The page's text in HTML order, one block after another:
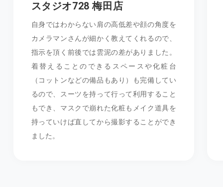
スタジオ728 梅田店
自身ではわからない肩の高低差や顔の角度を
カメラマンさんが細かく教えてくれるので、
指示を頂く前後では雲泥の差がありました。
着替えることのできるスペースや化粧台
（コットンなどの備品もあり）も完備してい
るので、スーツを持って行って利用すること
もでき、マスクで崩れた化粧もメイク道具を
持っていけば直してから撮影することができ
ました。